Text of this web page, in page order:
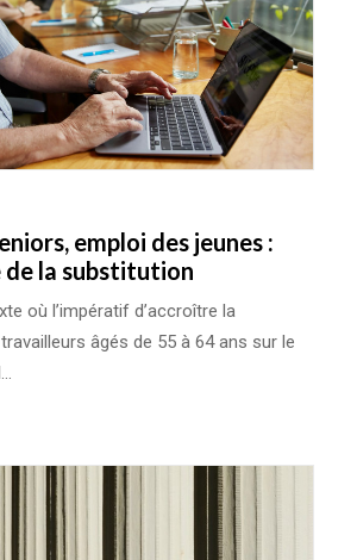
emploi des jeunes :
de la substitution
où l’impératif d’accroître la
âgés de 55 à 64 ans sur le